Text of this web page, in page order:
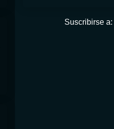
Suscribirse a: